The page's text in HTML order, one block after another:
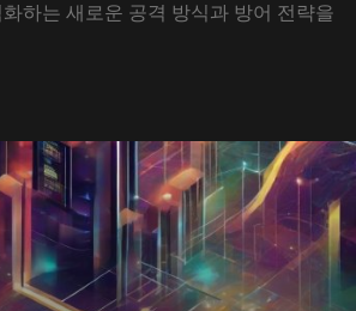
하는 새로운 공격 방식과 방어 전략을